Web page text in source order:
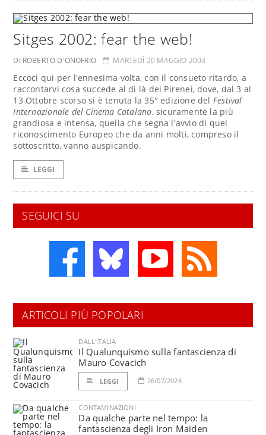
Sitges 2002: fear the web!
DI ROBERTO D'ONOFRIO MARTEDÌ 20 MAGGIO 2003
Eccoci qui per l'ennesima volta, con il consueto ritardo, a
raccontarvi cosa succede al di là dei Pirenei, dove, dal 3 al
13 Ottobre scorso si è tenuta la 35° edizione del Festival
Internazionale del Cinema Catalano, sicuramente la più
grandiosa e intensa, quella che segna l'avvio di quel
riconoscimento Europeo che da anni molti, compreso il
sottoscritto, vanno auspicando.
LEGGI
SEGUICI SU
ARTICOLI PIÙ POPOLARI
DALL'ITALIA
Il Qualunquismo sulla fantascienza di
Mauro Covacich
LEGGI 26/07/2026
CONTAMINAZIONI
Da qualche parte nel tempo: la
fantascienza degli Iron Maiden